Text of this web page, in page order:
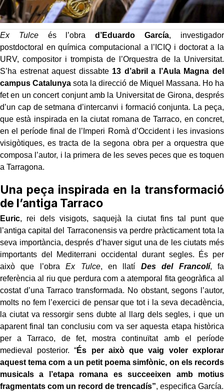
Ex Tulce és l’obrad’Eduardo García, investigador
postdoctoral en química computacional a l’ICIQ i doctorat a la
URV, compositor i trompista de l’Orquestra de la Universitat.
S’ha estrenat aquest dissabte 13 d’abril a l’Aula Magna del
campus Catalunya sota la direcció de Miquel Massana. Ho ha
fet en un concert conjunt amb la Universitat de Girona, després
d’un cap de setmana d’intercanvi i formació conjunta. La peça,
que està inspirada en la ciutat romana de Tarraco, en concret,
en el període final de l’Imperi Romà d’Occident i les invasions
visigòtiques, es tracta de la segona obra per a orquestra que
composa l’autor, i la primera de les seves peces que es toquen
a Tarragona.
Una peça inspirada en la transformació
de l’antiga Tarraco
Euric, rei dels visigots, saquejà la ciutat fins tal punt que
l’antiga capital del Tarraconensis va perdre pràcticament tota la
seva importància, després d’haver sigut una de les ciutats més
importants del Mediterrani occidental durant segles. És per
això que l’obraEx Tulce, en llatí Des del Francolí, fa
referència al riu que perdura com a atemporal fita geogràfica al
costat d’una Tarraco transformada. No obstant, segons l’autor,
molts no fem l’exercici de pensar que tot i la seva decadència,
la ciutat va ressorgir sens dubte al llarg dels segles, i que un
aparent final tan conclusiu com va ser aquesta etapa històrica
per a Tarraco, de fet, mostra continuïtat amb el període
medieval posterior. “És per això que vaig voler explorar
aquest tema com a un petit poema simfònic, on els records
musicals a l’etapa romana es succeeixen amb motius
fragmentats com un record de trencadís”, especifica García.